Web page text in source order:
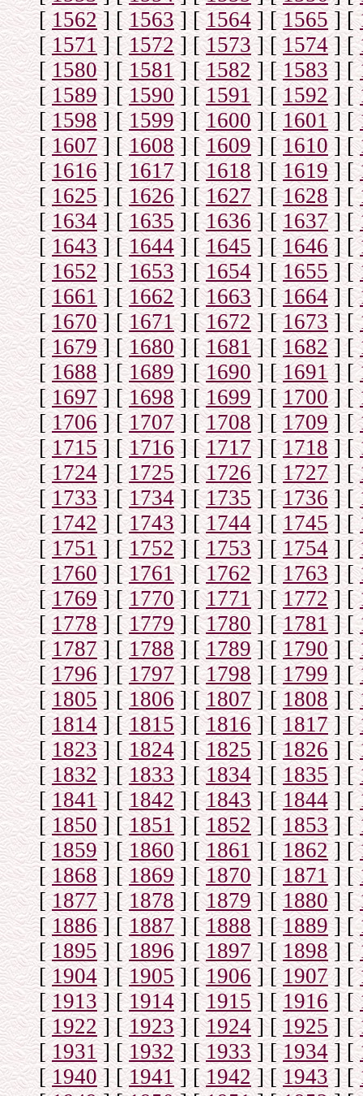
[1562] [1563] [1564] [1565] [
[1571] [1572] [1573] [1574] [
[1580] [1581] [1582] [1583] [
[1589] [1590] [1591] [1592] [
[1598] [1599] [1600] [1601] [
[1607] [1608] [1609] [1610] [
[1616] [1617] [1618] [1619] [
[ 1625] [1626] [1627] [1628] [
[1634] [1635] [1636] [1637] [
[1643] [1644] [1645 ] [1646] [
[1652] [1653] [1654] [1655] [
[1661] [1662] [1663] [1664] [
[1670] [1671] [1672] [1673] [
[1679] [1680] [1681] [1682] [
[1688] [1689] [1690 ] [1691] [
[1697] [1698] [1699] [1700] [
[1706] [1707] [1708] [1709] [
[1715] [1716] [1717] [1718] [
[1724] [1725] [1726] [1727] [
[1733] [1734] [1735] [1736] [
[1742] [1743] [1744] [1745] [
[1751] [1752] [1753] [1754] [
[1760] [1761] [1762] [1763] [
[1769] [1770] [1771] [1772] [
[1778] [1779] [1780] [1781] [
[1787] [1788] [1789] [1790] [
[1796] [1797] [1798 ] [1799] [
[1805] [1806] [1807] [1808] [
[1814] [1815] [1816] [1817] [
[1823] [1824] [1825] [1826] [
[1832] [1833] [1834] [1835] [
[1841] [1842] [1843 ] [1844] [
[1850] [1851] [1852] [1853] [
[1859] [1860] [1861] [1862] [
[1868] [1869] [1870] [1871] [
[1877] [1878] [1879] [1880] [
[1886] [1887] [1888] [1889] [
[1895] [1896] [1897] [1898] [
[1904] [1905] [1906 ] [1907] [
[1913] [1914] [1915] [1916] [
[1922] [1923] [1924] [1925] [
[1931] [1932] [1933] [1934] [
[1940] [1941] [1942] [1943] [